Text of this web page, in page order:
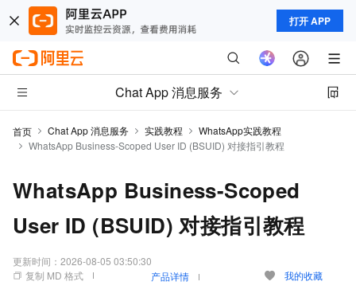
打开 APP
Chat App 消息服务
首页 Chat App 消息服务 实践教程
WhatsApp实践教程
WhatsApp Business-Scoped User ID (BSUID) 对接指引教程
WhatsApp Business-Scoped
User ID (BSUID) 对接指引教程
更新时间： 2026-08-05 03:50:30
复制 MD 格式
产品详情 我的收藏